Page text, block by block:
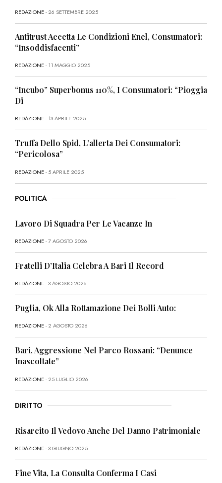
REDAZIONE- 26 SETTEMBRE 2025
Antitrust Accetta Le Condizioni Enel, Consumatori:
“Insoddisfacenti”
REDAZIONE- 11 MAGGIO 2025
“Incubo” Superbonus 110%, I Consumatori: “Pioggia
Di
REDAZIONE- 13 APRILE 2025
Truffa Dello Spid, L’allerta Dei Consumatori:
“Pericolosa”
REDAZIONE- 5 APRILE 2025
POLITICA
Lavoro Di Squadra Per Le Vacanze In
REDAZIONE- 7 AGOSTO 2026
Fratelli D’Italia Celebra A Bari Il Record
REDAZIONE- 3 AGOSTO 2026
Puglia, Ok Alla Rottamazione Dei Bolli Auto:
REDAZIONE- 2 AGOSTO 2026
Bari, Aggressione Nel Parco Rossani: “Denunce
Inascoltate”
REDAZIONE- 25 LUGLIO 2026
DIRITTO
Risarcito Il Vedovo Anche Del Danno Patrimoniale
REDAZIONE- 3 GIUGNO 2025
Fine Vita, La Consulta Conferma I Casi